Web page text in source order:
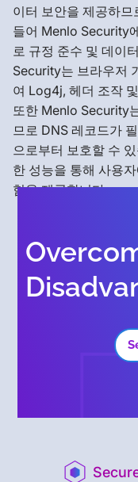
이터 보안을 제공하
들어 Menlo Security
로 규정 준수 및 데이
Security는 브라우저
여 Log4j, 헤더 조작
또한 Menlo Security
므로 DNS 레코드가
으로부터 보호할 수
한 성능을 통해 사용
험을 제공합니다.